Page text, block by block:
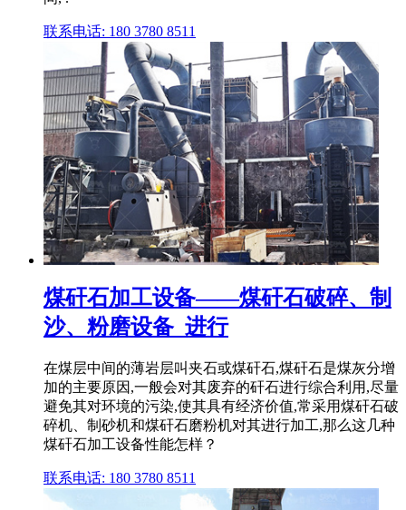
联系电话: 180 3780 8511
煤矸石加工设备——煤矸石破碎、制
沙、粉磨设备_进行
在煤层中间的薄岩层叫夹石或煤矸石,煤矸石是煤灰分增
加的主要原因,一般会对其废弃的矸石进行综合利用,尽量
避免其对环境的污染,使其具有经济价值,常采用煤矸石破
碎机、制砂机和煤矸石磨粉机对其进行加工,那么这几种
煤矸石加工设备性能怎样？
联系电话: 180 3780 8511